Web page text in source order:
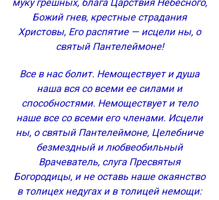
муку грешных, блага Царствия Небесного,
Божий гнев, крестные страдания
Христовы, Его распятие — исцели ны, о
святый Пантелеймоне!
Все в нас болит. Немоществует и душа
наша вся со всеми ее силами и
способностями. Немоществует и тело
наше все со всеми его членами. Исцели
ны, о святый Пантелеймоне, Целебниче
безмездный и любвеобильный
Врачеватель, слуга Пресвятыя
Богородицы, и не оставь наше окаянство
в толицех недугах и в толицей немощи: